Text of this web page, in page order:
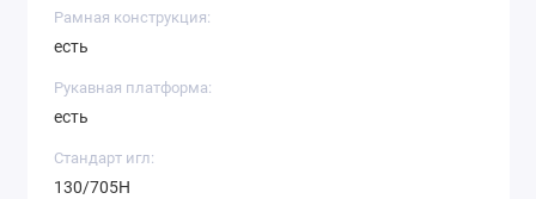
Рамная конструкция:
есть
Рукавная платформа:
есть
Стандарт игл:
130/705H